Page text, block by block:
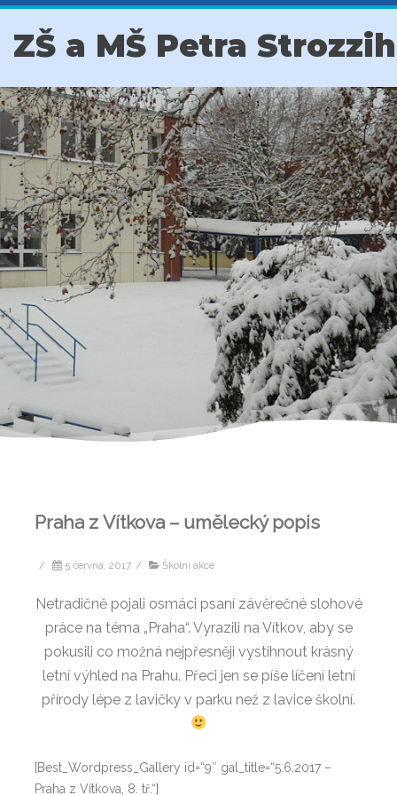
ZŠ a MŠ Petra
Praha z Vítkova – umělecký popis
/ 5 června, 2017 / Školní akce
Netradičně pojali osmáci psaní závěrečné slohové
práce na téma „Praha“. Vyrazili na Vítkov, aby se
pokusili co možná nejpřesněji vystihnout krásný
letní výhled na Prahu. Přeci jen se píše líčení letní
přírody lépe z lavičky v parku než z lavice školní.
[Best_Wordpress_Gallery id=“9″ gal_title=“5.6.2017 –
Praha z Vítkova, 8. tř.“]